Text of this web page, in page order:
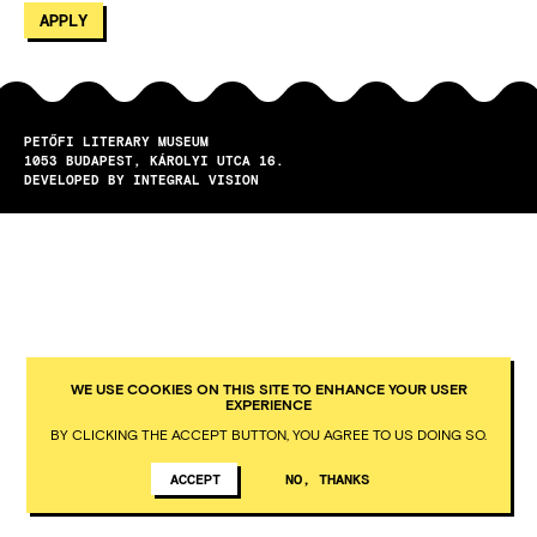
PETŐFI LITERARY MUSEUM
1053
BUDAPEST
KÁROLYI UTCA 16.
DEVELOPED BY INTEGRAL VISION
WE USE COOKIES ON THIS SITE TO ENHANCE YOUR USER
EXPERIENCE
BY CLICKING THE ACCEPT BUTTON, YOU AGREE TO US DOING SO.
ACCEPT NO, THANKS